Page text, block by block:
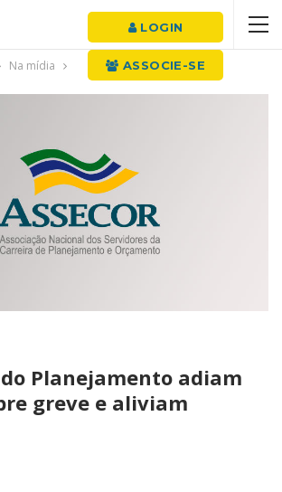
LOGIN
ASSOCIE-SE
Na mídia
Planejamento adiam
greve e aliviam